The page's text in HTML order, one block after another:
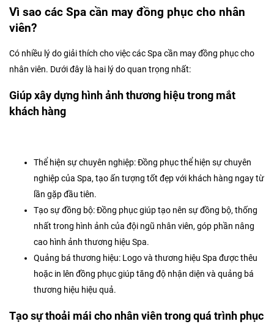
Vì sao các Spa cần may đồng phục cho nhân
viên?
Có nhiều lý do giải thích cho việc các Spa cần may đồng phục cho
nhân viên. Dưới đây là hai lý do quan trọng nhất:
Giúp xây dựng hình ảnh thương hiệu trong mắt
khách hàng
Thể hiện sự chuyên nghiệp: Đồng phục thể hiện sự chuyên
nghiệp của Spa, tạo ấn tượng tốt đẹp với khách hàng ngay từ
lần gặp đầu tiên.
Tạo sự đồng bộ: Đồng phục giúp tạo nên sự đồng bộ, thống
nhất trong hình ảnh của đội ngũ nhân viên, góp phần nâng
cao hình ảnh thương hiệu Spa.
Quảng bá thương hiệu: Logo và thương hiệu Spa được thêu
hoặc in lên đồng phục giúp tăng độ nhận diện và quảng bá
thương hiệu hiệu quả.
Tạo sự thoải mái cho nhân viên trong quá trình phục